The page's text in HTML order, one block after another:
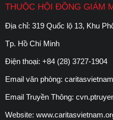
nhẹ, một cái nắm tay ấm áp,
đủ để kéo ai đó ra khỏi những
bóng tối mà họ đã phải sống
quá lâu.
THUỘC HỘI ĐỒNG GIÁM
Địa chỉ: 319 Quốc lộ 13, Khu
Tp. Hồ Chí Minh
Điện thoại: +84 (28) 3727-1904
Email văn phòng:
Email Truyền Thông:
Website: